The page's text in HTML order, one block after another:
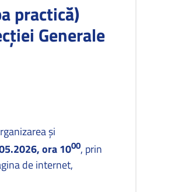
practică)
Generale
şi
ora 1000, prin
de internet,